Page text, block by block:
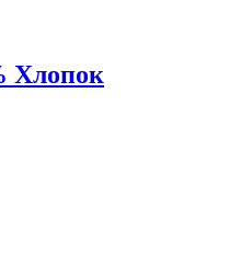
Хлопок